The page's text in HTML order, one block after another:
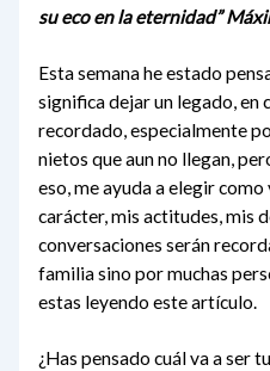
su eco en la eternidad”
Esta semana he estado
significa dejar un legado, en
recordado, especialmente
nietos que aun no llegan,
eso, me ayuda a elegir
carácter, mis actitudes, mis
conversaciones serán
familia sino por muchas
estas leyendo este artículo.
¿Has pensado cuál va a ser